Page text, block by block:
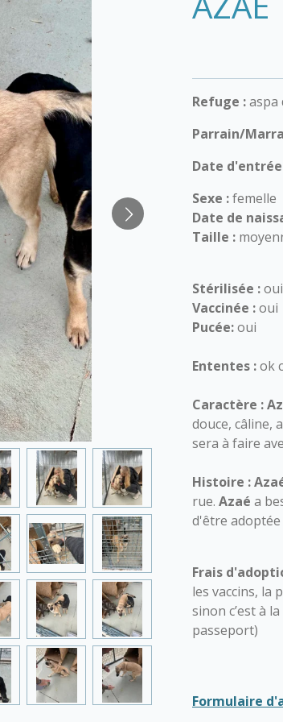
Refuge :aspa
Parrain/
Date d'entrée
Sexe :femelle
Date de
Taille :
Stérilisée :oui
Vaccinée :oui
Pucée:oui
Ententes :ok
Caractère :
douce, câline,
sera à faire
Histoire :
rue. Azaé a
d'être adoptée
Frais
les vaccins, la
sinon c’est à
passeport)
Formulaire